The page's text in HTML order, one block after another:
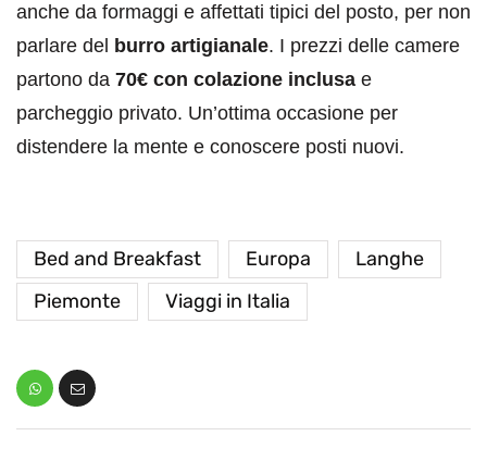
anche da formaggi e affettati tipici del posto, per non
parlare del burro artigianale. I prezzi delle camere
partono da 70€ con colazione inclusa e
parcheggio privato. Un’ottima occasione per
distendere la mente e conoscere posti nuovi.
Bed and Breakfast Europa
Langhe
Piemonte
Viaggi in Italia